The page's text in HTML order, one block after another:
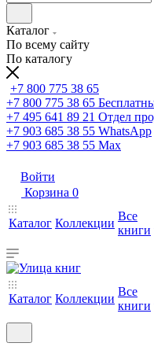
Каталог
По всему сайту
По каталогу
+7 800 775 38 65
+7 800 775 38 65
+7 495 641 89 21 Отдел
+7 903 685 38 55 WhatsApp
+7 903 685 38 55 Max
Войти
Корзина 0
Каталог Коллекции
Все
книги
Каталог Коллекции
Все
книги